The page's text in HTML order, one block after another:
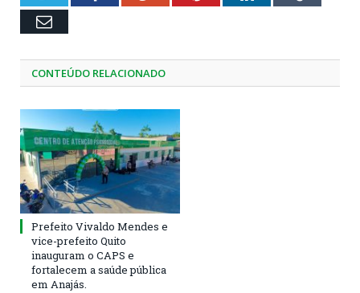
Email
CONTEÚDO RELACIONADO
Prefeito Vivaldo Mendes e
vice-prefeito Quito
inauguram o CAPS e
fortalecem a saúde pública
em Anajás.